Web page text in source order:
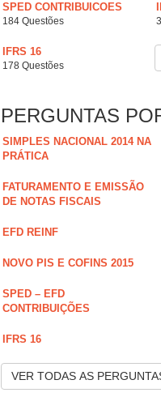
SPED CONTRIBUICOES
184 Questões
IFRS 16
178 Questões
PERGUNTAS
SIMPLES NACIONAL 2014 NA
PRÁTICA
FATURAMENTO E EMISSÃO
DE NOTAS FISCAIS
EFD REINF
NOVO PIS E COFINS 2015
SPED – EFD
CONTRIBUIÇÕES
IFRS 16
VER TODAS AS